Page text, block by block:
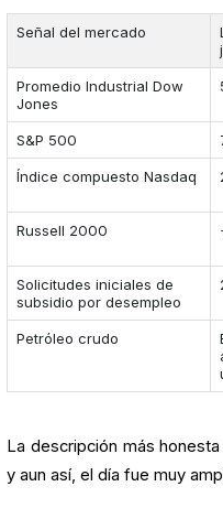
Señal del mercado
Promedio Industrial Dow
Jones
S&P 500
Índice compuesto Nasdaq
Russell 2000
Solicitudes iniciales de
subsidio por desempleo
Petróleo crudo
La descripción más
y aun así, el día fue muy